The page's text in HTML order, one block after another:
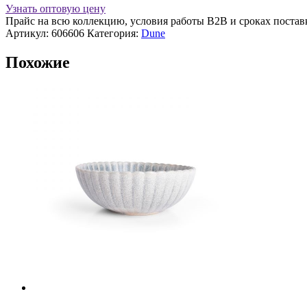
26*17
см
F2D
Узнать оптовую цену
Прайс на всю коллекцию, условия работы В2В и сроках
Артикул: 606606 Категория: Dune
Похожие